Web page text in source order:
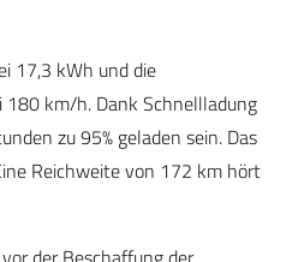
17,3 kWh und die
km/h. Dank Schnellladung
zu 95% geladen sein. Das
Reichweite von 172 km hört